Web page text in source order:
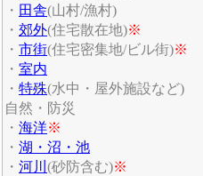
・ 田舎(山村/漁村)
・ 郊外(住宅散在地)※
・ 市街(住宅密集地/ビル街)※
・ 室内
・ 特殊(水中・屋外施設など)
自然・防災
・ 海洋※
・ 湖・沼・池
・ 河川 (砂防含む)※